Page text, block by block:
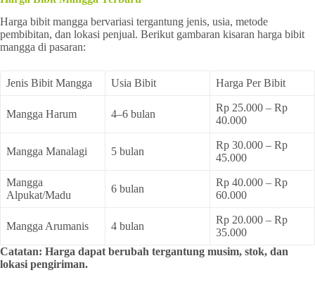
Harga bibit mangga bervariasi tergantung jenis, usia, metode
pembibitan, dan lokasi penjual. Berikut gambaran kisaran harga bibit
mangga di pasaran:
Jenis Bibit Mangga Usia Bibit Harga Per Bibit
Mangga Harum 4–6 bulan
Rp 25.000 – Rp
40.000
Mangga Manalagi 5 bulan
Rp 30.000 – Rp
45.000
Mangga
Alpukat/Madu
6 bulan
Rp 40.000 – Rp
60.000
Mangga Arumanis 4 bulan
Rp 20.000 – Rp
35.000
Catatan: Harga dapat berubah tergantung musim, stok, dan
lokasi pengiriman.